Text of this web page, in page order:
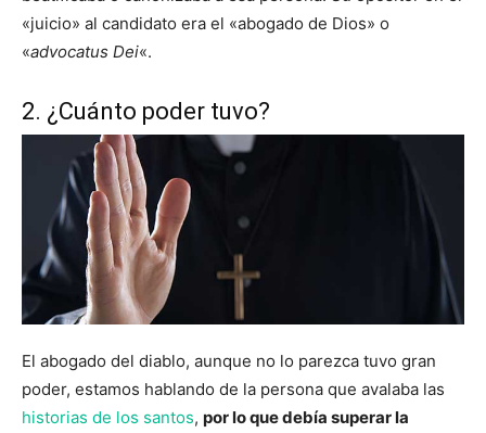
«juicio» al candidato era el «abogado de Dios» o
«advocatus Dei«.
2. ¿Cuánto poder tuvo?
El abogado del diablo, aunque no lo parezca tuvo gran
poder, estamos hablando de la persona que avalaba las
historias de los santos, por lo que debía superar la